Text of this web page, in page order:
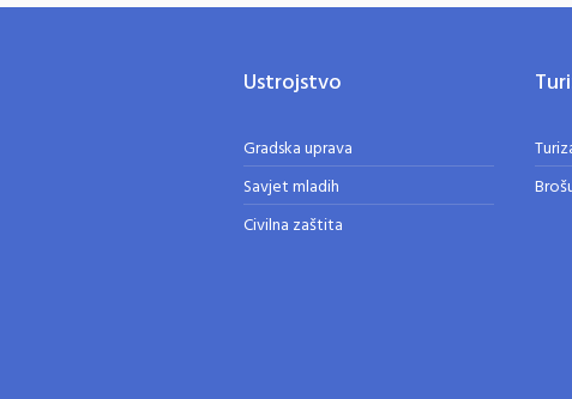
Ustrojstvo
Gradska uprava
Savjet mladih
Civilna zaštita